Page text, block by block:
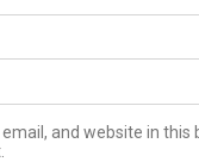
and website in